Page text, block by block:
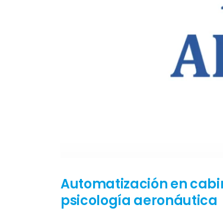
Automatización en
psicología aeronáutica